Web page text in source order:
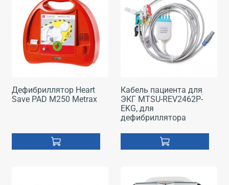
Дефибриллятор Heart
Save PAD M250 Metrax
Кабель пациента для
ЭКГ MTSU-REV2462P-
EKG, для
дефибриллятора